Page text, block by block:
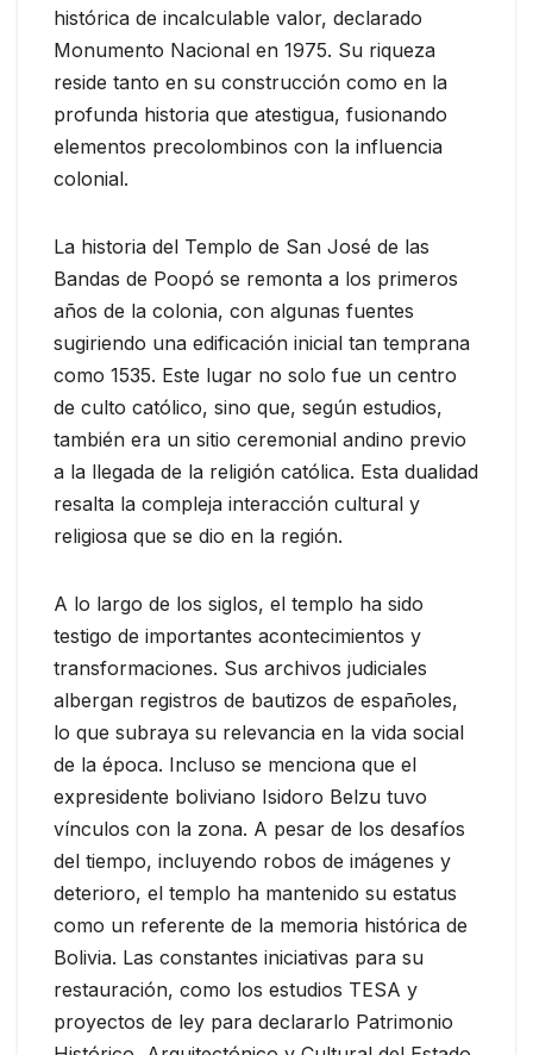
histórica de incalculable valor, declarado
Monumento Nacional en 1975. Su riqueza
reside tanto en su construcción como en la
profunda historia que atestigua, fusionando
elementos precolombinos con la influencia
colonial.
La historia del Templo de San José de las
Bandas de Poopó se remonta a los primeros
años de la colonia, con algunas fuentes
sugiriendo una edificación inicial tan temprana
como 1535. Este lugar no solo fue un centro
de culto católico, sino que, según estudios,
también era un sitio ceremonial andino previo
a la llegada de la religión católica. Esta dualidad
resalta la compleja interacción cultural y
religiosa que se dio en la región.
A lo largo de los siglos, el templo ha sido
testigo de importantes acontecimientos y
transformaciones. Sus archivos judiciales
albergan registros de bautizos de españoles,
lo que subraya su relevancia en la vida social
de la época. Incluso se menciona que el
expresidente boliviano Isidoro Belzu tuvo
vínculos con la zona. A pesar de los desafíos
del tiempo, incluyendo robos de imágenes y
deterioro, el templo ha mantenido su estatus
como un referente de la memoria histórica de
Bolivia. Las constantes iniciativas para su
restauración, como los estudios TESA y
proyectos de ley para declararlo Patrimonio